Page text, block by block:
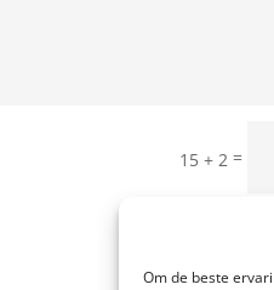
Om de beste
15 + 2 =